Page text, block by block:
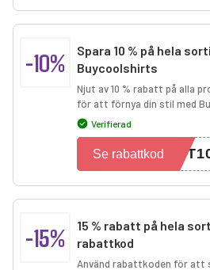
-10%
Spara 10 % på hela
Buycoolshirts
Njut av 10 % rabatt på alla
för att förnya din stil med
Verifierad
Se rabattkod
-15%
15 % rabatt på hela
rabattkod
Använd rabattkoden för att